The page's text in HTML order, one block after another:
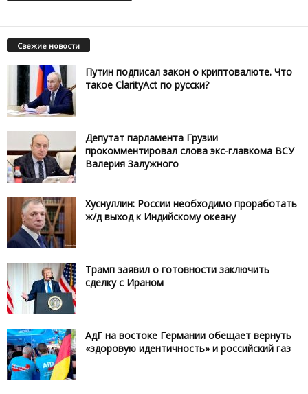
Свежие новости
Путин подписал закон о криптовалюте. Что
такое ClarityAct по русски?
Депутат парламента Грузии
прокомментировал слова экс-главкома ВСУ
Валерия Залужного
Хуснуллин: России необходимо проработать
ж/д выход к Индийскому океану
Трамп заявил о готовности заключить
сделку с Ираном
АдГ на востоке Германии обещает вернуть
«здоровую идентичность» и российский газ